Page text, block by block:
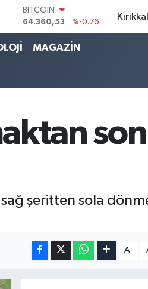
DOLAR
47,7069
%0.17
EURO
55,0265
%0.01
13.887
BITCOIN
64.360,53
%-0.76
MAGAZİN
şeritten sola
A-